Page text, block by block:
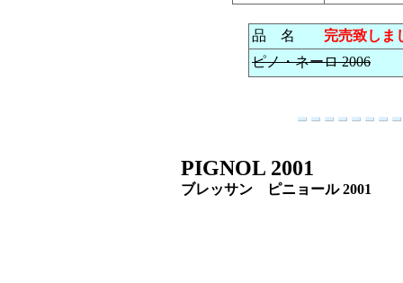
品 名 完売致しま
ピノ・ネーロ 2006
PIGNOL 2001
ブレッサン ピニョール